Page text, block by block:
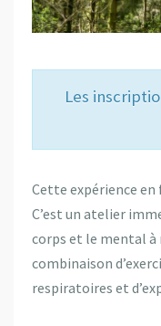
Les
Cette expérience en
C’est un atelier
corps et le mental à
combinaison
respiratoires et